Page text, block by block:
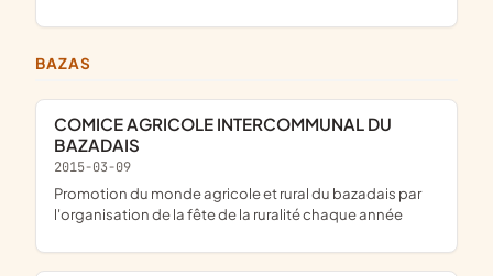
BAZAS
COMICE AGRICOLE INTERCOMMUNAL DU
BAZADAIS
2015-03-09
promotion du monde agricole et rural du bazadais par
l'organisation de la fête de la ruralité chaque année